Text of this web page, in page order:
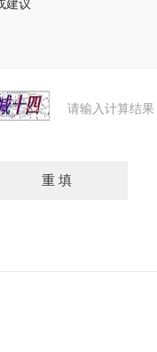
请输入计算结